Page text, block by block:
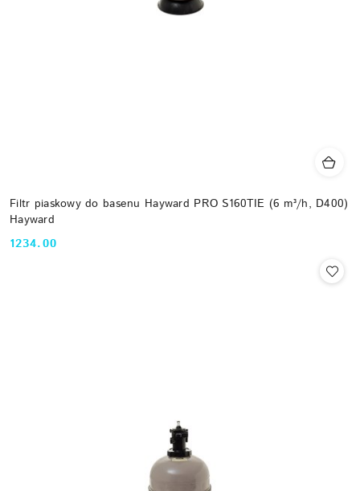
Filtr piaskowy do basenu Hayward PRO S160TIE (6 m³/h, D400)
Hayward
Cena:
1234.00